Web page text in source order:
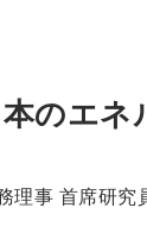
のエネ
理事 首席研